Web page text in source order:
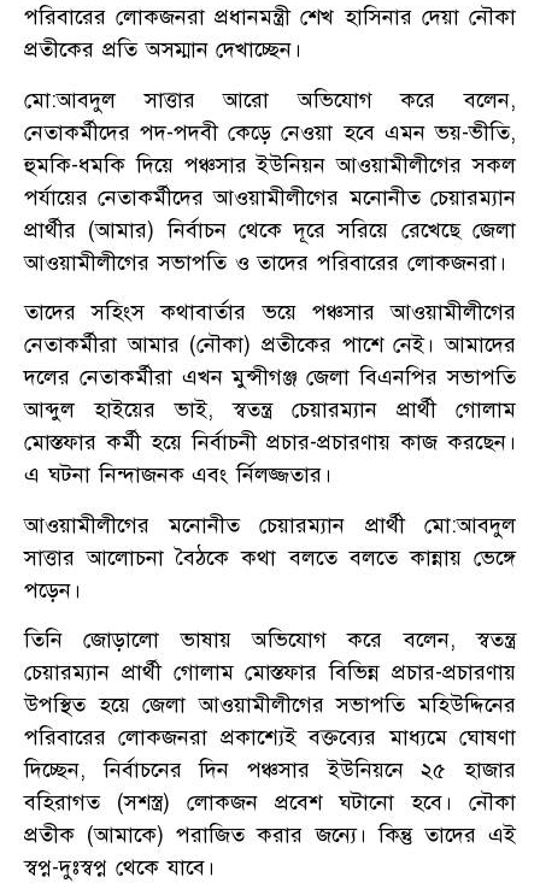
পরিবারের লোকজনরা প্রধানমন্ত্রী শেখ হাসিনার দেয়া নৌকা
প্রতীকের প্রতি অসম্মান দেখাচ্ছেন।
মো:আবদুল সাত্তার আরো অভিযোগ করে বলেন,
নেতাকর্মীদের পদ-পদবী কেড়ে নেওয়া হবে এমন ভয়-ভীতি,
হুমকি-ধমকি দিয়ে পঞ্চসার ইউনিয়ন আওয়ামীলীগের সকল
পর্যায়ের নেতাকর্মীদের আওয়ামীলীগের মনোনীত চেয়ারম্যান
প্রার্থীর (আমার) নির্বাচন থেকে দূরে সরিয়ে রেখেছে জেলা
আওয়ামীলীগের সভাপতি ও তাদের পরিবারের লোকজনরা।
তাদের সহিংস কথাবার্তার ভয়ে পঞ্চসার আওয়ামীলীগের
নেতাকর্মীরা আমার (নৌকা) প্রতীকের পাশে নেই। আমাদের
দলের নেতাকর্মীরা এখন মুন্সীগঞ্জ জেলা বিএনপির সভাপতি
আব্দুল হাইয়ের ভাই, স্বতন্ত্র চেয়ারম্যান প্রার্থী গোলাম
মোস্তফার কর্মী হয়ে নির্বাচনী প্রচার-প্রচারণায় কাজ করছেন।
এ ঘটনা নিন্দাজনক এবং র্নিলজ্জতার।
আওয়ামীলীগের মনোনীত চেয়ারম্যান প্রার্থী মো:আবদুল
সাত্তার আলোচনা বৈঠকে কথা বলতে বলতে কান্নায় ভেঙ্গে
পড়েন।
তিনি জোড়ালো ভাষায় অভিযোগ করে বলেন, স্বতন্ত্র
চেয়ারম্যান প্রার্থী গোলাম মোস্তফার বিভিন্ন প্রচার-প্রচারণায়
উপস্থিত হয়ে জেলা আওয়ামীলীগের সভাপতি মহিউদ্দিনের
পরিবারের লোকজনরা প্রকাশ্যেই বক্তব্যের মাধ্যমে ঘোষণা
দিচ্ছেন, নির্বাচনের দিন পঞ্চসার ইউনিয়নে ২৫ হাজার
বহিরাগত (সশস্ত্র) লোকজন প্রবেশ ঘটানো হবে। নৌকা
প্রতীক (আমাকে) পরাজিত করার জন্যে। কিন্তু তাদের এই
স্বপ্ন-দুঃস্বপ্ন থেকে যাবে।